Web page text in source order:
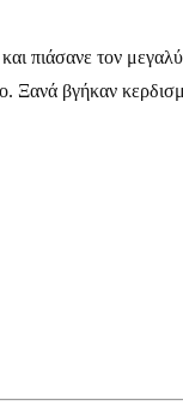
πιάσανε τον
Ξανά βγήκαν